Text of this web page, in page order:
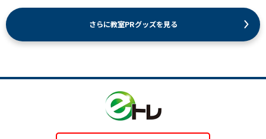
さらに教室PRグッズを見る